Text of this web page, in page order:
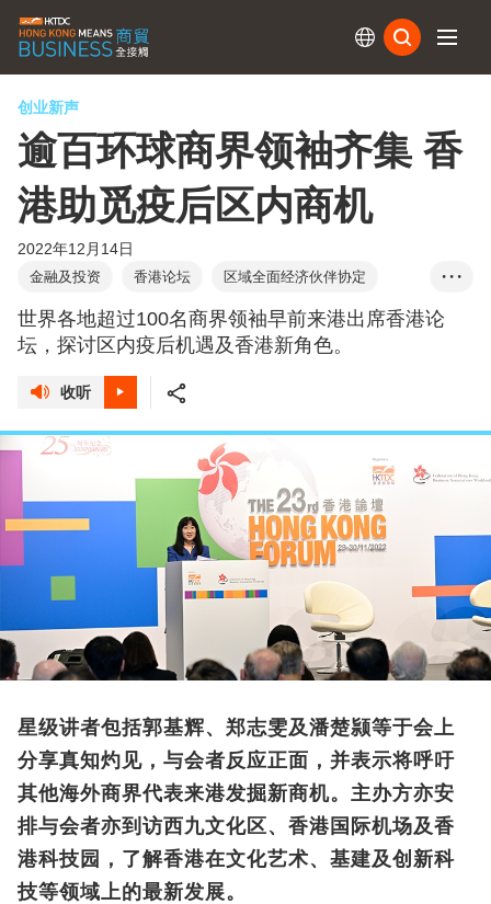
创业新声
逾百环球商界领袖齐集 香
港助觅疫后区内商机
2022年12月14日
金融及投资 香港论坛
区域全面经济伙伴协定
环球香港商业协会联盟
一国两制
二十大
十四五规划
创业快线 初创
李家超
方舜文
• • •
世界各地超过100名商界领袖早前来港出席香港论
坛，探讨区内疫后机遇及香港新角色。
收听
星级讲者包括郭基辉、郑志雯及潘楚颕等于会上
分享真知灼见，与会者反应正面，并表示将呼吁
其他海外商界代表来港发掘新商机。主办方亦安
排与会者亦到访西九文化区、香港国际机场及香
港科技园，了解香港在文化艺术、基建及创新科
技等领域上的最新发展。